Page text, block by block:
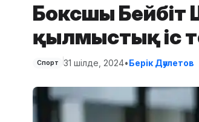
Боксшы Бейбіт
қылмыстық іс
Спорт 31 шілде, 2024•Берік Дәулетов